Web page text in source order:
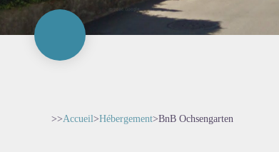
>>Accueil>Hébergement>BnB Ochsengarten